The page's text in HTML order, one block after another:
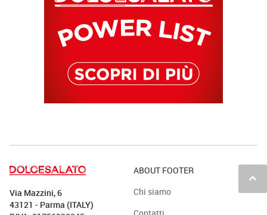
keyboard_arrow_up
Via Mazzini, 6
43121 - Parma (ITALY)
ABOUT FOOTER
Chi siamo